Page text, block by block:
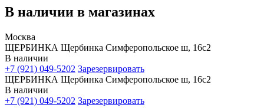
В наличии в магазинах
Москва
ЩЕРБИНКА Щербинка Симферопольское ш, 16с2
В наличии
+7 (921) 049-5202 Зарезервировать
ЩЕРБИНКА Щербинка Симферопольское ш, 16с2
В наличии
+7 (921) 049-5202 Зарезервировать